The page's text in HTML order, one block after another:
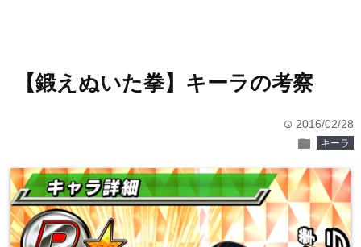
【鍛えぬいた拳】キーラの考察
time 2016/02/28
folder キーラ